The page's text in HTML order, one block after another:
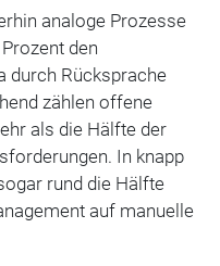
analoge Prozesse
den
durch Rücksprache
zählen offene
als die Hälfte der
In knapp
rund die Hälfte
auf manuelle